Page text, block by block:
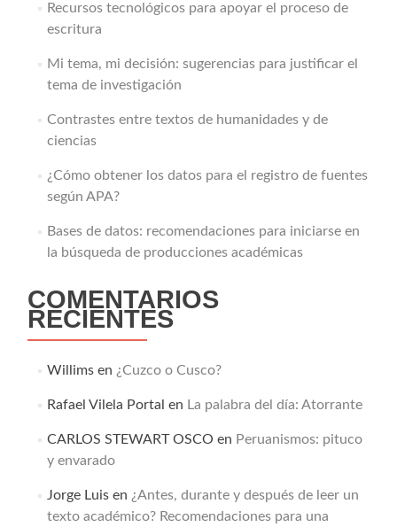
Recursos tecnológicos para apoyar el proceso de
escritura
Mi tema, mi decisión: sugerencias para justificar el
tema de investigación
Contrastes entre textos de humanidades y de
ciencias
¿Cómo obtener los datos para el registro de fuentes
según APA?
Bases de datos: recomendaciones para iniciarse en
la búsqueda de producciones académicas
COMENTARIOS
RECIENTES
Willimsen ¿Cuzco o Cusco?
Rafael Vilela Portal en La palabra del día: Atorrante
CARLOS STEWART OSCO en Peruanismos: pituco
y envarado
Jorge Luisen ¿Antes, durante y después de leer un
texto académico? Recomendaciones para una